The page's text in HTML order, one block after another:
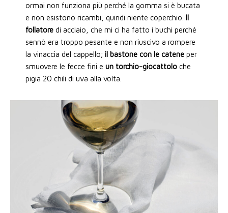
ormai non funziona più perché la gomma si è bucata
e non esistono ricambi, quindi niente coperchio. Il
follatore di acciaio, che mi ci ha fatto i buchi perché
sennò era troppo pesante e non riuscivo a rompere
la vinaccia del cappello; il bastone con le catene per
smuovere le fecce fini e un torchio-giocattolo che
pigia 20 chili di uva alla volta.